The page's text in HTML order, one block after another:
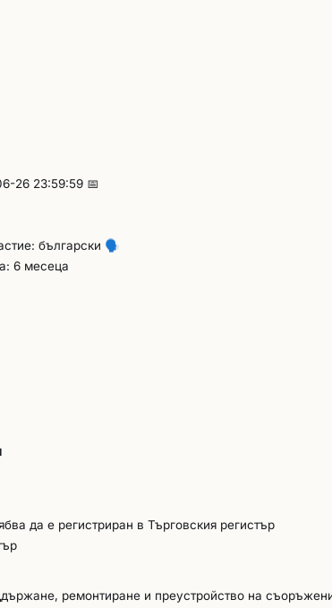
26 23:59:59 📅
български 🗣️
6 месеца
да е регистриран в Търговския регистър
ремонтиране и преустройство на